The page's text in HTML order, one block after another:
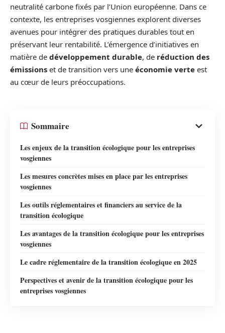
neutralité carbone fixés par l’Union européenne. Dans ce
contexte, les entreprises vosgiennes explorent diverses
avenues pour intégrer des pratiques durables tout en
préservant leur rentabilité. L’émergence d’initiatives en
matière de développement durable, de réduction des
émissions et de transition vers une économie verte est
au cœur de leurs préoccupations.
Sommaire
Les enjeux de la transition écologique pour les entreprises
vosgiennes
Les mesures concrètes mises en place par les entreprises
vosgiennes
Les outils réglementaires et financiers au service de la
transition écologique
Les avantages de la transition écologique pour les entreprises
vosgiennes
Le cadre réglementaire de la transition écologique en 2025
Perspectives et avenir de la transition écologique pour les
entreprises vosgiennes